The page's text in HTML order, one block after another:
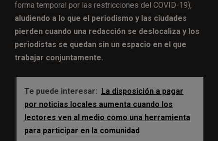
forma temporal por las restricciones del COVID-19),
aludiendo a lo que el periodismo y las ciudades
pierden cuando una redacción se deslocaliza y los
periodistas se quedan sin un espacio en el que
trabajar conjuntamente.
Te puede interesar:
La disposición a pagar
por noticias locales aumenta cuando los
lectores ven al medio como una herramienta
para participar en la comunidad